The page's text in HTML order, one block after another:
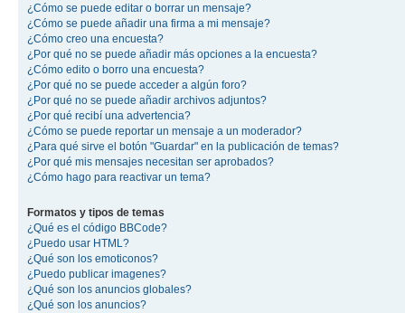
¿Cómo se puede editar o borrar un mensaje?
¿Cómo se puede añadir una firma a mi mensaje?
¿Cómo creo una encuesta?
¿Por qué no se puede añadir más opciones a la encuesta?
¿Cómo edito o borro una encuesta?
¿Por qué no se puede acceder a algún foro?
¿Por qué no se puede añadir archivos adjuntos?
¿Por qué recibí una advertencia?
¿Cómo se puede reportar un mensaje a un moderador?
¿Para qué sirve el botón "Guardar" en la publicación de temas?
¿Por qué mis mensajes necesitan ser aprobados?
¿Cómo hago para reactivar un tema?
Formatos y tipos de temas
¿Qué es el código BBCode?
¿Puedo usar HTML?
¿Qué son los emoticonos?
¿Puedo publicar imagenes?
¿Qué son los anuncios globales?
¿Qué son los anuncios?